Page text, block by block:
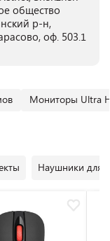
общество
р-н,
оф. 503.1
Мониторы Ultra
Наушники для